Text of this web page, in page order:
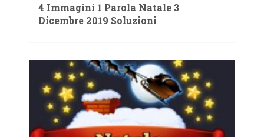
4 Immagini 1 Parola Natale 3
Dicembre 2019 Soluzioni